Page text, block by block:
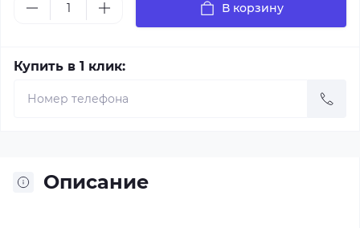
В корзину
Купить в 1 клик:
Описание